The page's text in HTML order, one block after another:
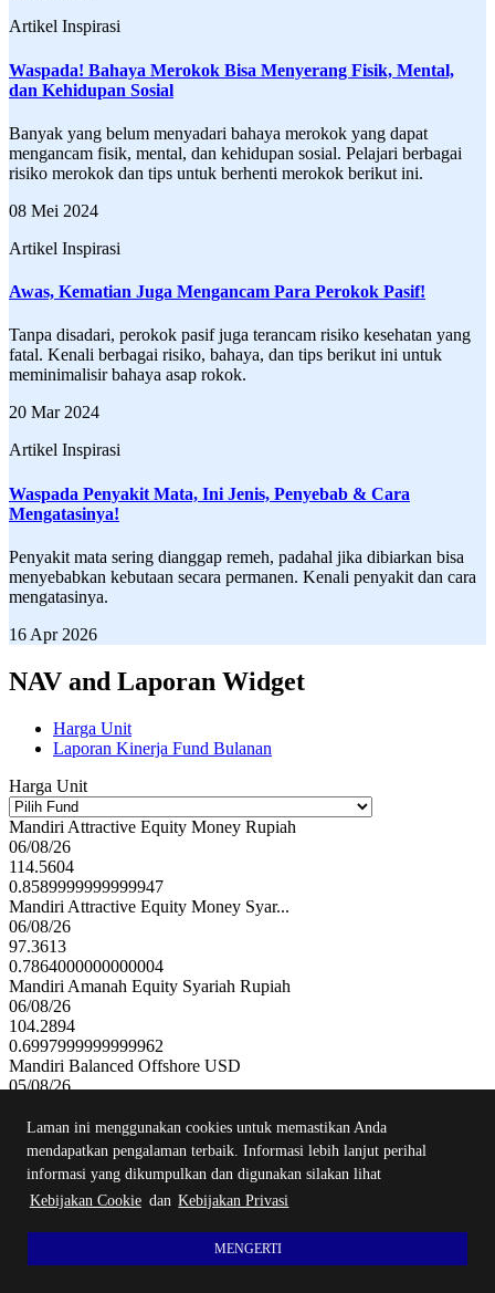
Laman ini menggunakan cookies untuk memastikan Anda
mendapatkan pengalaman terbaik. Informasi lebih lanjut perihal
informasi yang dikumpulkan dan digunakan silakan lihat
Kebijakan Cookie dan Kebijakan Privasi
MENGERTI
Artikel Inspirasi
Waspada! Bahaya Merokok Bisa Menyerang Fisik, Mental,
dan Kehidupan Sosial
Banyak yang belum menyadari bahaya merokok yang dapat
mengancam fisik, mental, dan kehidupan sosial. Pelajari berbagai
risiko merokok dan tips untuk berhenti merokok berikut ini.
08 Mei 2024
Artikel Inspirasi
Awas, Kematian Juga Mengancam Para Perokok Pasif!
Tanpa disadari, perokok pasif juga terancam risiko kesehatan yang
fatal. Kenali berbagai risiko, bahaya, dan tips berikut ini untuk
meminimalisir bahaya asap rokok.
20 Mar 2024
Artikel Inspirasi
Waspada Penyakit Mata, Ini Jenis, Penyebab & Cara
Mengatasinya!
Penyakit mata sering dianggap remeh, padahal jika dibiarkan bisa
menyebabkan kebutaan secara permanen. Kenali penyakit dan cara
mengatasinya.
16 Apr 2026
NAV and Laporan Widget
Harga Unit
Laporan Kinerja Fund Bulanan
Harga Unit
Mandiri Attractive Equity Money Rupiah
06/08/26
114.5604
0.8589999999999947
Mandiri Attractive Equity Money Syar...
06/08/26
97.3613
0.7864000000000004
Mandiri Amanah Equity Syariah Rupiah
06/08/26
104.2894
0.6997999999999962
Mandiri Balanced Offshore USD
05/08/26
14.1004
Mandiri Advanced Commodity Equity Sy...
06/08/26
184.1476
1.575400000000002
721.1727